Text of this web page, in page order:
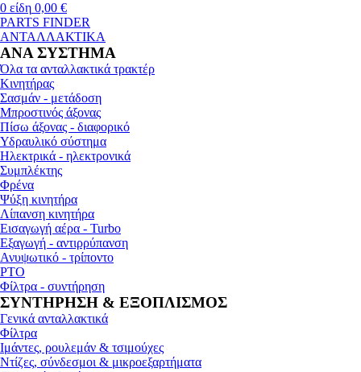
0 είδη 0,00 €
PARTS FINDER
ΑΝΤΑΛΛΑΚΤΙΚΑ
ΑΝΑ ΣΥΣΤΗΜΑ
Όλα τα ανταλλακτικά τρακτέρ
Κινητήρας
Σασμάν - μετάδοση
Μπροστινός άξονας
Πίσω άξονας - διαφορικό
Υδραυλικό σύστημα
Ηλεκτρικά - ηλεκτρονικά
Συμπλέκτης
Φρένα
Ψύξη κινητήρα
Λίπανση κινητήρα
Εισαγωγή αέρα - Turbo
Εξαγωγή - αντιρρύπανση
Ανυψωτικό - τρίποντο
PTO
Φίλτρα - συντήρηση
ΣΥΝΤΗΡΗΣΗ & ΕΞΟΠΛΙΣΜΟΣ
Γενικά ανταλλακτικά
Φίλτρα
Ιμάντες, ρουλεμάν & τσιμούχες
Ντίζες, σύνδεσμοι & μικροεξαρτήματα